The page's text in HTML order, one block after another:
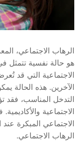
الرهاب الاجتماعي،
هو حالة نفسية
الاجتماعية التي قد
الآخرين. هذه الحالة
التدخل المناسب، فقد
الاجتماعية
الاجتماعي المبكرة
الرهاب الاجتماعي.